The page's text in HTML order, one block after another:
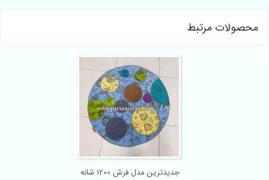
محصولات مرتبط
جدیدترین مدل فرش 1200 شانه